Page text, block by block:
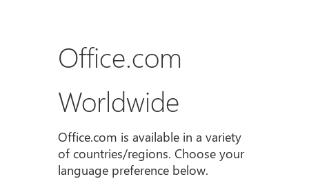
Office.com
Worldwide
Office.com is available in a variety
of countries/regions. Choose your
language preference below.